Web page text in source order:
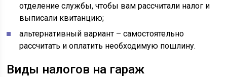
отделение службы, чтобы вам рассчитали налог и
выписали квитанцию;
альтернативный вариант – самостоятельно
рассчитать и оплатить необходимую пошлину.
Виды налогов на гараж